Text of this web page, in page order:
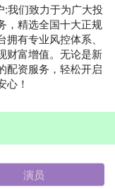
:我们致力于为广大投
，精选全国十大正规
有专业风控体系、
财富增值。无论是新
配资服务，轻松开启
心！
演员